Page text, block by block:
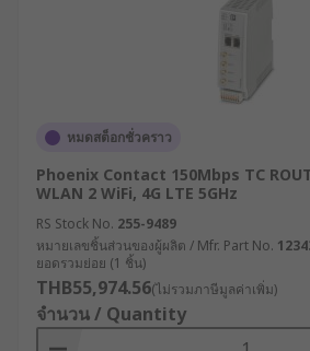
ความสำคัญของข้อมูลที่ไหลเวียนในระ
อุปกรณ์ที่เชื่อถือได้ในระดับอุตสาหกรรม
เราเตอร์อินเทอร์เน็ต
เราเตอร์อินเทอร์เน็ต หรือโมเด็มเรา
เครือข่ายที่ช่วยให้เครื่องมือภายในอาค
เชื่อมต่อกับอินเทอร์เน็ตได้ โดยโมเด็มเ
ฟังก์ชันของโมเด็มและเราเตอร์ไว้ในอุ
โมเด็มทำหน้าที่รับบริการอินเทอร์เน็ต
เข้ามายังบ้านหรือสำนักงาน จากนั้นข้อ
ไปยังเราเตอร์ ซึ่งจะกระจายสัญญาณอิ
หมดสต็อกชั่วคราว
Phoenix Contact 150Mbps TC
WLAN 2 WiFi, 4G LTE 5GHz
RS Stock No. 255-9489
หมายเลขชิ้นส่วนของผู้ผลิต / Mfr. Part No.
ยอดรวมย่อย (1 ชิ้น)
THB55,974.56(ไม่รวมภาษีมูลค่าเพิ่ม)
จำนวน / Quantity